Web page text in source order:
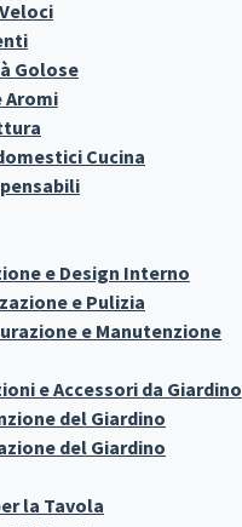
Golose
Aromi
Cucina
e Design Interno
e Pulizia
e Manutenzione
e Accessori da Giardino
del Giardino
del Giardino
la Tavola